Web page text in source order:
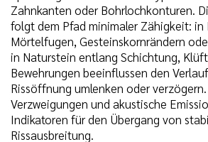
Zahnkanten oder Bohrlochkonturen.
folgt dem Pfad minimaler Zähigkeit:
Mörtelfugen, Gesteinskornrändern
in Naturstein entlang Schichtung,
Bewehrungen beeinflussen den
Rissöffnung umlenken oder
Verzweigungen und akustische
Indikatoren für den Übergang von
Rissausbreitung.